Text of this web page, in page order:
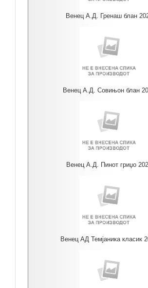
Венец А.Д. Гренаш блан
Венец А.Д. Совињон блан
Венец А.Д. Пинот гриџо
Венец АД Темјаника класик